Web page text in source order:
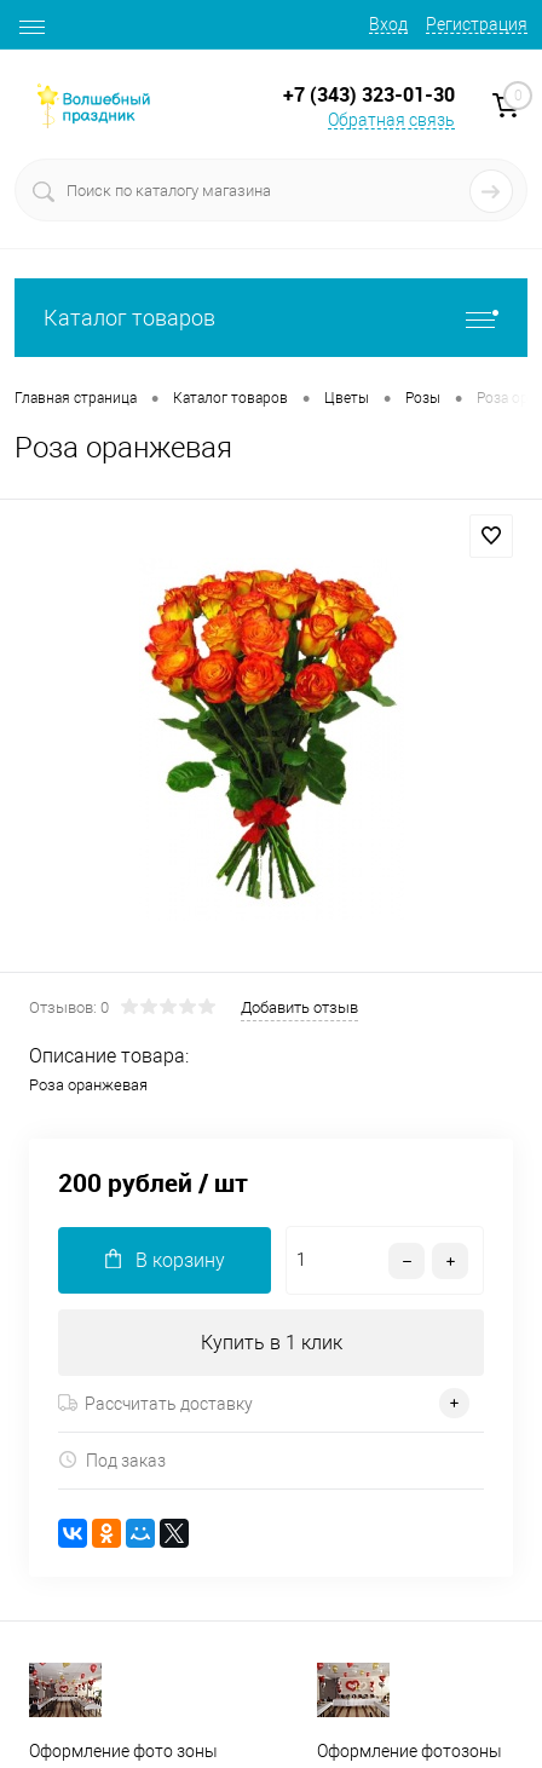
Вход Регистрация
+7 (343) 323-01-30
Обратная связь
0
Каталог товаров
Главная страница • Каталог товаров • Цветы • Розы • Роза
Роза оранжевая
Отзывов: 0 Добавить отзыв
Описание товара:
Роза оранжевая
200 рублей / шт
В корзину
Купить в 1 клик
Рассчитать доставку
Под заказ
Оформление фото зоны
Оформление фотозоны